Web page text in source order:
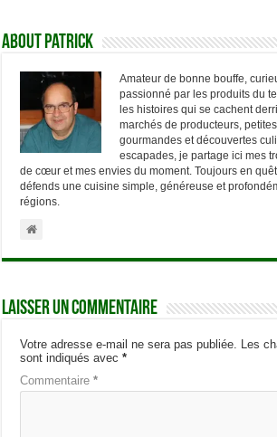
About Patrick
Amateur de bonne bouffe,
passionné par les produits du
les histoires qui se cachent
marchés de producteurs,
gourmandes et découvertes
escapades, je partage ici mes
de cœur et mes envies du moment. Toujours en
défends une cuisine simple, généreuse et
régions.
Laisser un commentaire
Votre adresse e-mail ne sera pas publiée. Les
sont indiqués avec*
Commentaire*